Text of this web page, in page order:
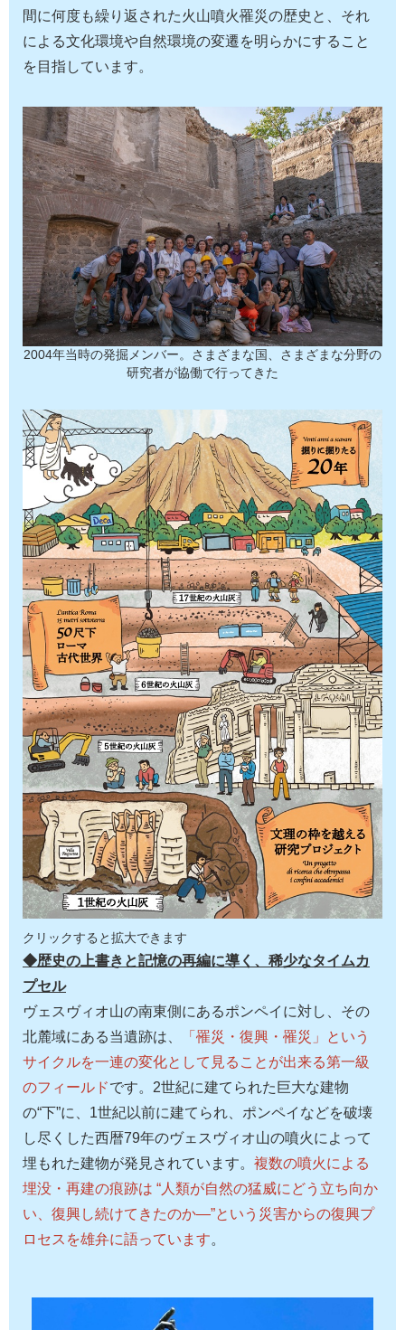
間に何度も繰り返された火山噴火罹災の歴史と、それ
による文化環境や自然環境の変遷を明らかにすること
を目指しています。
2004年当時の発掘メンバー。さまざまな国、さまざまな分野の
研究者が協働で行ってきた
クリックすると拡大できます
◆歴史の上書きと記憶の再編に導く、稀少なタイムカ
プセル
ヴェスヴィオ山の南東側にあるポンペイに対し、その
北麓域にある当遺跡は、
「罹災・復興・罹災」という
サイクルを一連の変化として見ることが出来る第一級
のフィールドです。2世紀に建てられた巨大な建物
の“下”に、1世紀以前に建てられ、ポンペイなどを破壊
し尽くした西暦79年のヴェスヴィオ山の噴火によって
埋もれた建物が発見されています。 複数の噴火による
埋没・再建の痕跡は “人類が自然の猛威にどう立ち向か
い、復興し続けてきたのか―”という災害からの復興プ
ロセスを雄弁に語っています。